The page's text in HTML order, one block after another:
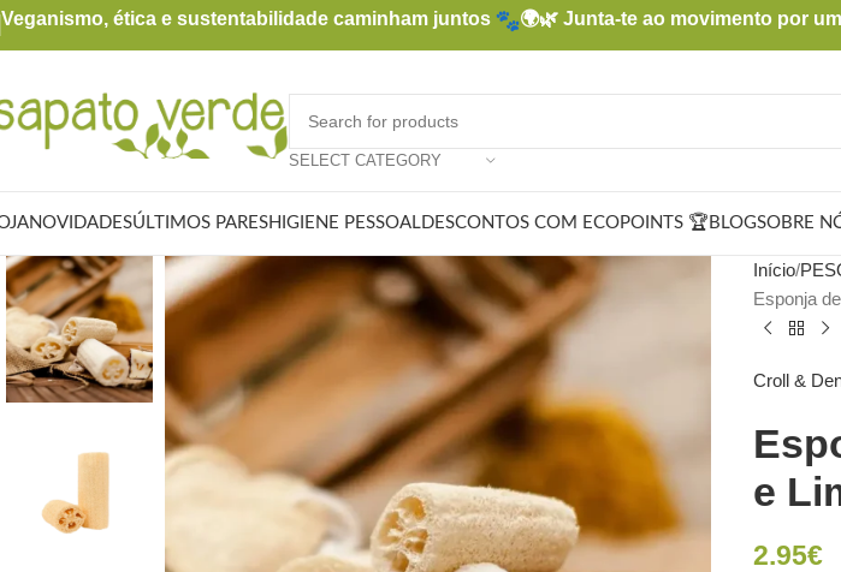
Veganismo, ética e sustentabilidade caminham juntos 🌍🌿 Junta-te ao movimento por
SELECT CATEGORY
NOVIDADESÚLTIMOS PARESHIGIENE PESSOALDESCONTOS COM ECOPOINTS 🏆 BLOGSOBRE
Início
Esponja
Croll &
e
2.95€